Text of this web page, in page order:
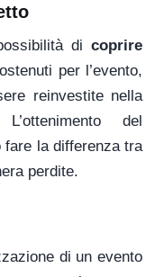
di coprire
per l’evento,
reinvestite nella
del
fare la differenza tra
perdite.
di un evento